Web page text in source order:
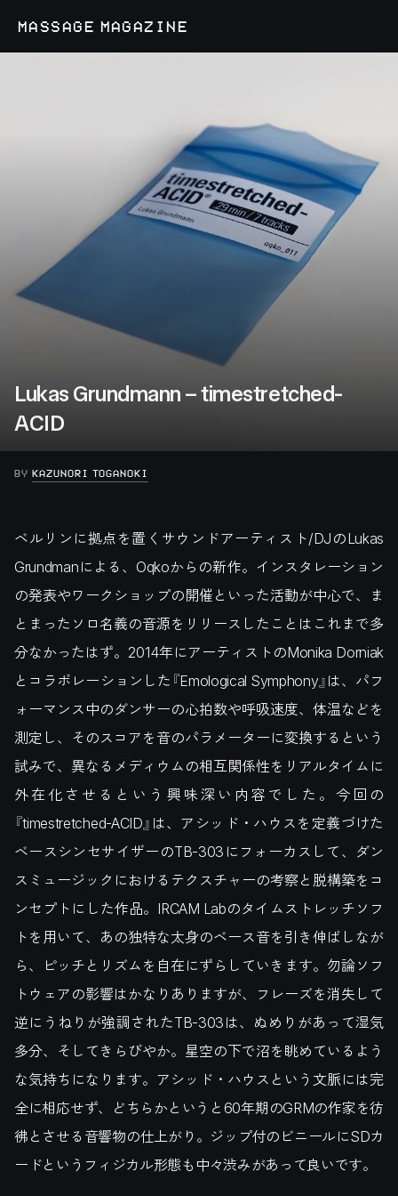
MASSAGE MAGAZINE
Lukas Grundmann – timestretched-
ACID
BY KAZUNORI TOGANOKI
ベルリンに拠点を置くサウンドアーティスト/DJのLukas
Grundmanによる、Oqkoからの新作。インスタレーション
の発表やワークショップの開催といった活動が中心で、ま
とまったソロ名義の音源をリリースしたことはこれまで多
分なかったはず。2014年にアーティストのMonika Dorniak
とコラボレーションした『Emological Symphony』は、パフ
ォーマンス中のダンサーの心拍数や呼吸速度、体温などを
測定し、そのスコアを音のパラメーターに変換するという
試みで、異なるメディウムの相互関係性をリアルタイムに
外在化させるという興味深い内容でした。今回の
『timestretched-ACID』は、アシッド・ハウスを定義づけた
ベースシンセサイザーのTB-303にフォーカスして、ダン
スミュージックにおけるテクスチャーの考察と脱構築をコ
ンセプトにした作品。IRCAM Labのタイムストレッチソフ
トを用いて、あの独特な太身のベース音を引き伸ばしなが
ら、ピッチとリズムを自在にずらしていきます。勿論ソフ
トウェアの影響はかなりありますが、フレーズを消失して
逆にうねりが強調されたTB-303は、ぬめりがあって湿気
多分、そしてきらびやか。星空の下で沼を眺めているよう
な気持ちになります。アシッド・ハウスという文脈には完
全に相応せず、どちらかというと60年期のGRMの作家を彷
彿とさせる音響物の仕上がり。ジップ付のビニールにSDカ
ードというフィジカル形態も中々渋みがあって良いです。